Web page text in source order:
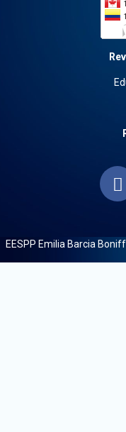
EESPP Emilia Barcia